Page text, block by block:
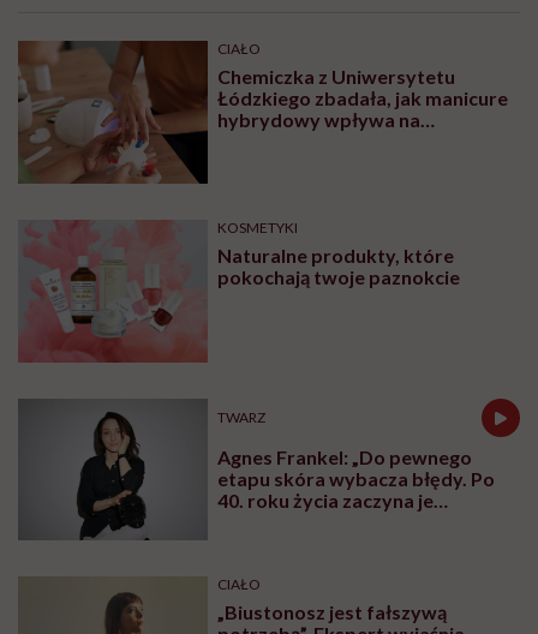
CIAŁO
Chemiczka z Uniwersytetu
Łódzkiego zbadała, jak manicure
hybrydowy wpływa na
KOSMETYKI
Naturalne produkty, które
pokochają twoje paznokcie
TWARZ
Agnes Frankel: „Do pewnego
etapu skóra wybacza błędy. Po
40. roku życia zaczyna je
CIAŁO
„Biustonosz jest fałszywą